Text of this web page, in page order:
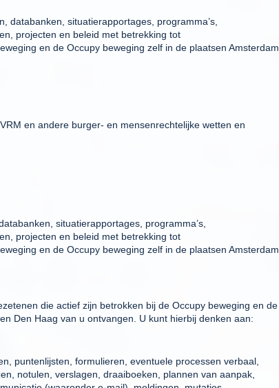
databanken, situatierapportages, programma’s,
projecten en beleid met betrekking tot
en de Occupy beweging zelf in de plaatsen Amsterdam,
en andere burger- en mensenrechtelijke wetten en
situatierapportages, programma’s,
projecten en beleid met betrekking tot
en de Occupy beweging zelf in de plaatsen Amsterdam,
die actief zijn betrokken bij de Occupy beweging en de
Den Haag van u ontvangen. U kunt hierbij denken aan:
puntenlijsten, formulieren, eventuele processen verbaal,
notulen, verslagen, draaiboeken, plannen van aanpak,